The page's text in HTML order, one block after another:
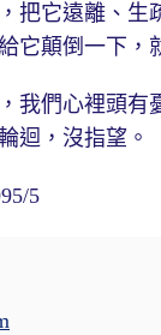
把它遠離、生
它顛倒一下，
們心裡頭有
迴，沒指望。
5